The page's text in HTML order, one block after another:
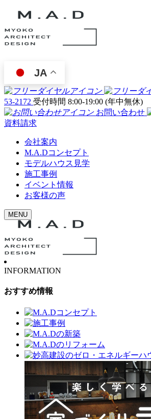
JA
53-2172 受付時間 8:00-19:00 (年中無休)
お問い合わせ
資料請求
会社案内
M.A.Dコンセプト
モデルハウス見学
施工事例
イベント情報
お客様の声
MENU
INFORMATION
おすすめ情報